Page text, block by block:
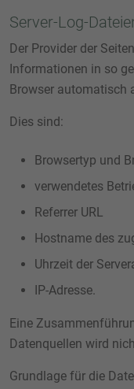
Server-Log-
Der Provider der
Informationen in so
Browser automatisch
Dies sind:
Browsertyp und
verwendetes
Referrer URL
Hostname des
Uhrzeit der
IP-Adresse.
Eine
Datenquellen wird
Grundlage für die